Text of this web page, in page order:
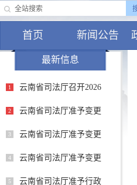
首页 新闻公告
最新信息
1 云南省司法厅召开2026
2 云南省司法厅准予变更
3 云南省司法厅准予变更
4 云南省司法厅准予变更
5 云南省司法厅准予行政